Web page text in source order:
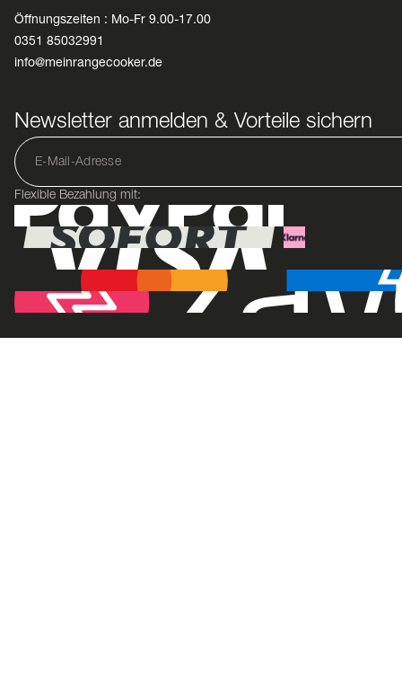
Öffnungszeiten : Mo-Fr 9.00-17.00
0351 85032991
info@meinrangecooker.de
Newsletter anmelden & Vorteile sichern
Flexible Bezahlung mit: